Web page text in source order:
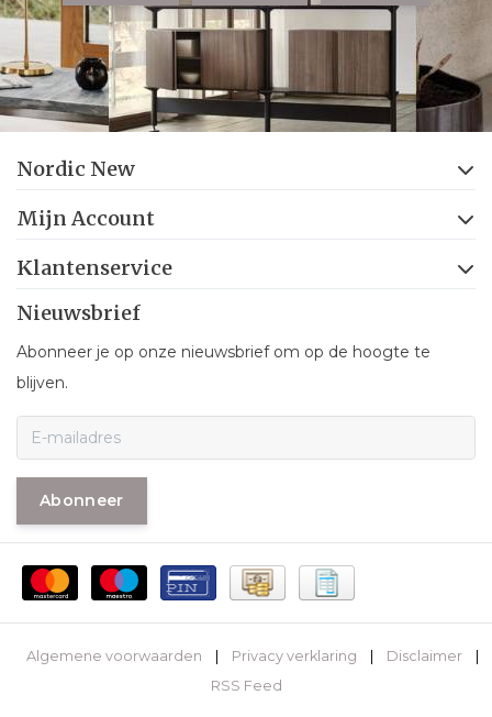
Nordic New
Mijn Account
Klantenservice
Nieuwsbrief
Abonneer je op onze nieuwsbrief om op de hoogte te
blijven.
Abonneer
Algemene voorwaarden Privacy verklaring Disclaimer
RSS Feed